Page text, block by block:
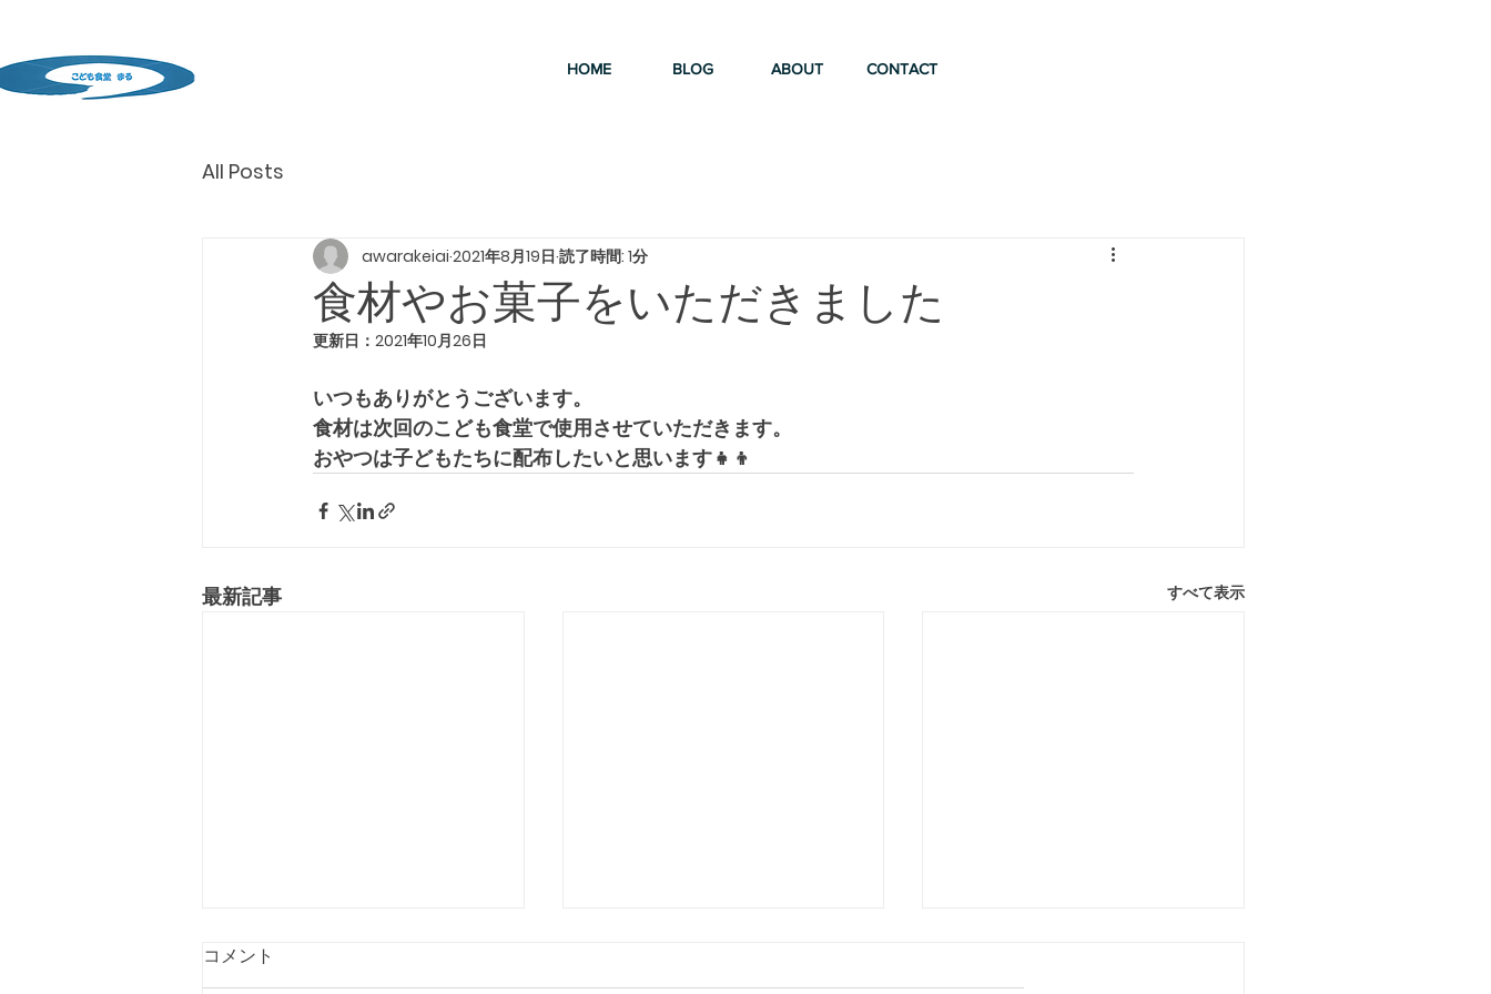
HOME BLOG ABOUT CONTACT
All Posts
食材やお菓子をいただきました
awarakeiai 2021年8月19日 読了時間: 1分
更新日： 2021年10月26日
いつもありがとうございます。
食材は次回のこども食堂で使用させていただきます。
おやつは子どもたちに配布したいと思います👧👦
最新記事 すべて表示
コメント